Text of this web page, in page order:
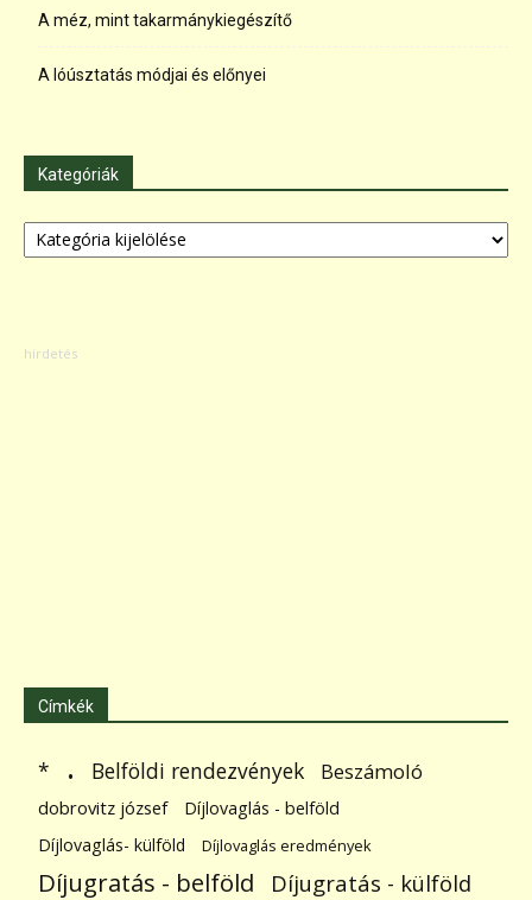
A méz, mint takarmánykiegészítő
A lóúsztatás módjai és előnyei
Kategóriák
Kategóriák
Címkék
* . Belföldi rendezvények Beszámoló
dobrovitz józsef
Díjlovaglás - belföld
Díjlovaglás- külföld
Díjlovaglás eredmények
Díjugratás - belföld Díjugratás - külföld